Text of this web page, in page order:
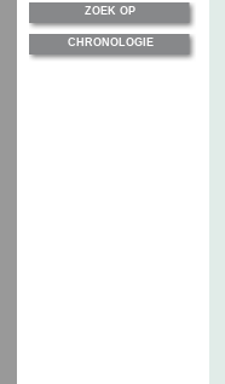
ZOEK OP
CHRONOLOGIE